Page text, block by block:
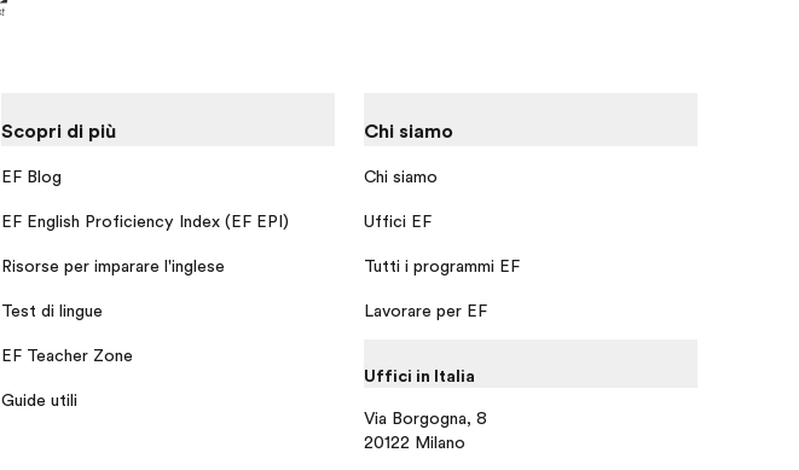
Scopri di più
EF Blog
EF English Proficiency Index (EF EPI)
Risorse per imparare l'inglese
Test di lingue
EF Teacher Zone
Guide utili
Chi siamo
Chi siamo
Uffici EF
Tutti i programmi EF
Lavorare per EF
Uffici in Italia
Via Borgogna, 8
20122 Milano